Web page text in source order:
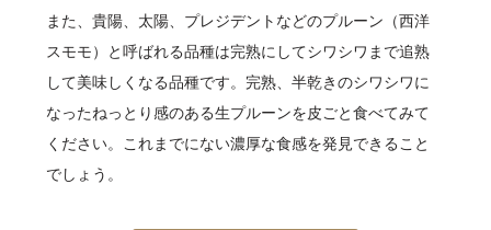
また、貴陽、太陽、プレジデントなどのプルーン（西洋
スモモ）と呼ばれる品種は完熟にしてシワシワまで追熟
して美味しくなる品種です。完熟、半乾きのシワシワに
なったねっとり感のある生プルーンを皮ごと食べてみて
ください。これまでにない濃厚な食感を発見できること
でしょう。